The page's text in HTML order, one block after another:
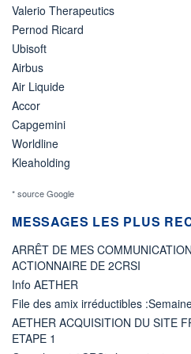
Valerio Therapeutics
Pernod Ricard
Ubisoft
Airbus
Air Liquide
Accor
Capgemini
Worldline
Kleaholding
* source Google
MESSAGES LES PLUS
ARRÊT DE MES
ACTIONNAIRE DE 2CRSI
Info AETHER
File des amix irréductibles
AETHER ACQUISITION DU SITE
ETAPE 1